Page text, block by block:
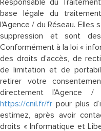
Responsable du
base légale du
l'Agence / du Réseau. Elles
suppression et sont
Conformément à la loi «
des droits d’accès, de
de limitation et de
retirer votre
directement l’Agence
https://cnil.fr/fr pour plus
estimez, après avoir
droits « Informatique et